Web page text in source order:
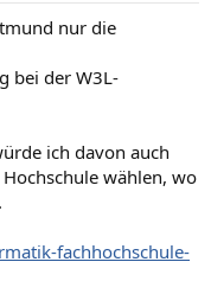
nur die
bei der W3L-
ich davon auch
wählen, wo
fachhochschule-